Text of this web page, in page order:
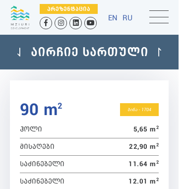
ᲞᲠᲔᲖᲔᲜᲢᲐᲪᲘᲐ
EN RU
ᲐᲘᲠᲩᲘᲔ ᲡᲐᲠᲗᲣᲚᲘ
90 m2 ბინა - 1704
ᲰᲝᲚᲘ 5,65 m 2
ᲛᲘᲡᲐᲦᲔᲑᲘ 22,90 m 2
ᲡᲐᲫᲘᲜᲔᲑᲔᲚᲘ 11.64 m 2
ᲡᲐᲫᲘᲜᲔᲑᲔᲚᲘ 12.01 m 2